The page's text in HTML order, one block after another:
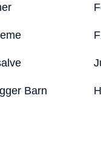
Barn